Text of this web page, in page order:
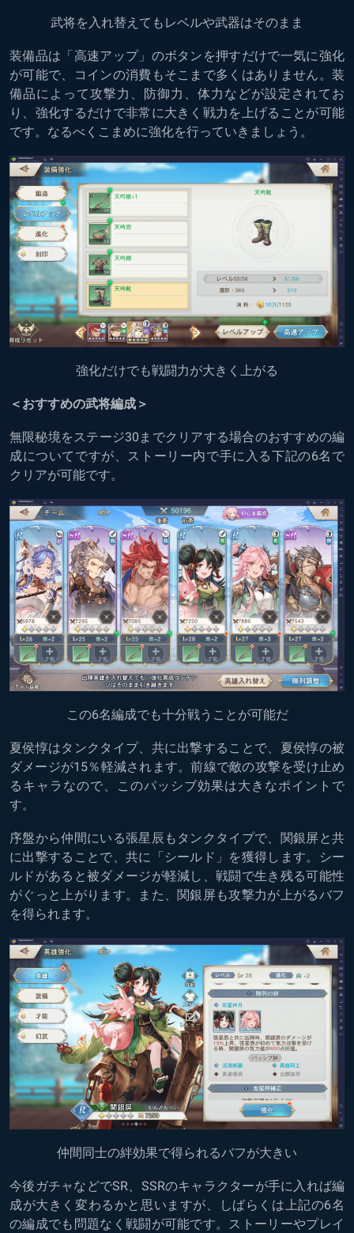
武将を入れ替えてもレベルや武器はそのまま
装備品は「高速アップ」のボタンを押すだけで一気に強化
が可能で、コインの消費もそこまで多くはありません。装
備品によって攻撃力、防御力、体力などが設定されてお
り、強化するだけで非常に大きく戦力を上げることが可能
です。なるべくこまめに強化を行っていきましょう。
強化だけでも戦闘力が大きく上がる
＜おすすめの武将編成＞
無限秘境をステージ30までクリアする場合のおすすめの編
成についてですが、ストーリー内で手に入る下記の6名で
クリアが可能です。
この6名編成でも十分戦うことが可能だ
夏侯惇はタンクタイプ、共に出撃することで、夏侯惇の被
ダメージが15％軽減されます。前線で敵の攻撃を受け止め
るキャラなので、このパッシブ効果は大きなポイントで
す。
序盤から仲間にいる張星辰もタンクタイプで、関銀屏と共
に出撃することで、共に「シールド」を獲得します。シー
ルドがあると被ダメージが軽減し、戦闘で生き残る可能性
がぐっと上がります。また、関銀屏も攻撃力が上がるバフ
を得られます。
仲間同士の絆効果で得られるバフが大きい
今後ガチャなどでSR、SSRのキャラクターが手に入れば編
成が大きく変わるかと思いますが、しばらくは上記の6名
の編成でも問題なく戦闘が可能です。ストーリーやプレイ